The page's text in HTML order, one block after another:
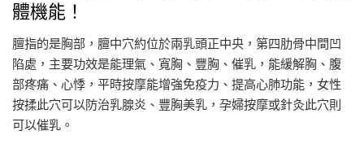
體機能！
膻指的是胸部，膻中穴約位於兩乳頭正中央，第四肋骨中間凹
陷處，主要功效是能理氣、寬胸、豐胸、催乳，能緩解胸、腹
部疼痛、心悸，平時按摩能增強免疫力、提高心肺功能，女性
按揉此穴可以防治乳腺炎、豐胸美乳，孕婦按摩或針灸此穴則
可以催乳。